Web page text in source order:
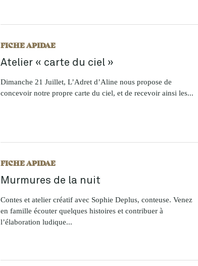
FICHE APIDAE
Atelier « carte du ciel »
Dimanche 21 Juillet, L’Adret d’Aline nous propose de
concevoir notre propre carte du ciel, et de recevoir ainsi les...
FICHE APIDAE
Murmures de la nuit
Contes et atelier créatif avec Sophie Deplus, conteuse. Venez
en famille écouter quelques histoires et contribuer à
l’élaboration ludique...